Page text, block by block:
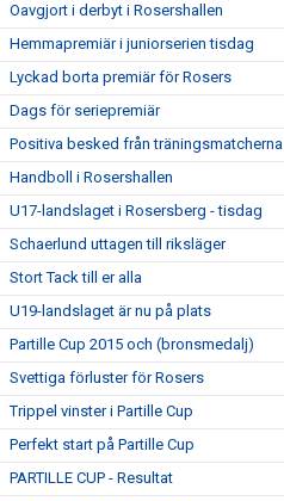
Oavgjort i derbyt i Rosershallen
Hemmapremiär i juniorserien tisdag
Lyckad borta premiär för Rosers
Dags för seriepremiär
Positiva besked från träningsmatcherna
Handboll i Rosershallen
U17-landslaget i Rosersberg - tisdag
Schaerlund uttagen till riksläger
Stort Tack till er alla
U19-landslaget är nu på plats
Partille Cup 2015 och (bronsmedalj)
Svettiga förluster för Rosers
Trippel vinster i Partille Cup
Perfekt start på Partille Cup
PARTILLE CUP - Resultat